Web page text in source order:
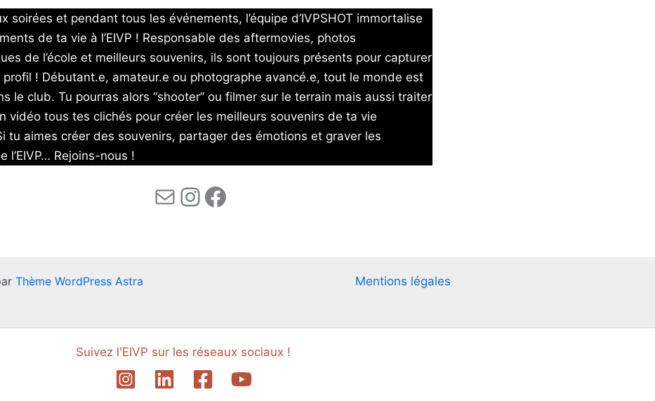
soirées et pendant tous les événements, l’équipe d’IVPSHOT immortalise
de ta vie à l’EIVP ! Responsable des aftermovies, photos
de l’école et meilleurs souvenirs, ils sont toujours présents pour capturer
! Débutant.e, amateur.e ou photographe avancé.e, tout le monde est
le club. Tu pourras alors “shooter” ou filmer sur le terrain mais aussi traiter
vidéo tous tes clichés pour créer les meilleurs souvenirs de ta vie
tu aimes créer des souvenirs, partager des émotions et graver les
l’EIVP… Rejoins-nous !
MailInstagram
Facebook
Thème WordPress Astra Mentions légales
Suivez l'EIVP sur les réseaux sociaux !